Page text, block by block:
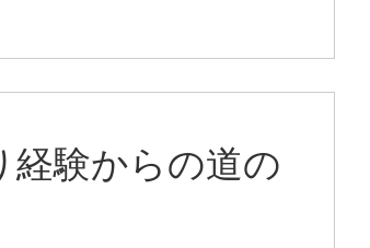
経験からの道の